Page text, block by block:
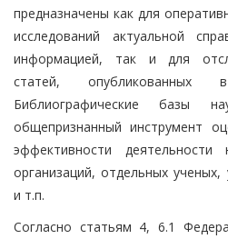
предназначены как для
исследований актуальной
информацией, так и для
статей, опубликованных
Библиографические базы
общепризнанный инструмент
эффективности деятельности
организаций, отдельных
и т.п.
Согласно статьям 4, 6.1